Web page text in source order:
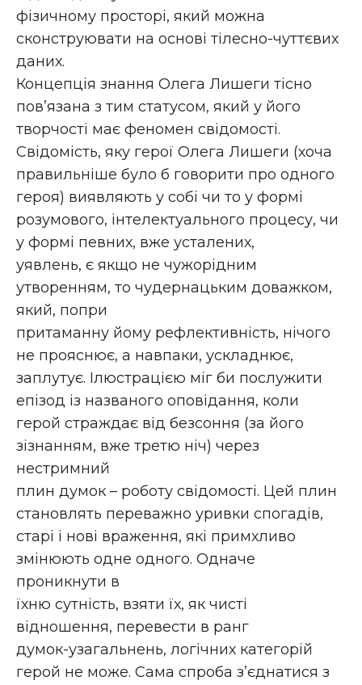
фізичному просторі, який можна
сконструювати на основі тілесно-чуттєвих
даних.
Концепція знання Олега Лишеги тісно
пов’язана з тим статусом, який у його
творчості має феномен свідомості.
Свідомість, яку герої Олега Лишеги (хоча
правильніше було б говорити про одного
героя) виявляють у собі чи то у формі
розумового, інтелектуального процесу, чи
у формі певних, вже усталених,
уявлень, є якщо не чужорідним
утворенням, то чудернацьким доважком,
який, попри
притаманну йому рефлективність, нічого
не прояснює, а навпаки, ускладнює,
заплутує. Ілюстрацією міг би послужити
епізод із названого оповідання, коли
герой страждає від безсоння (за його
зізнанням, вже третю ніч) через
нестримний
плин думок – роботу свідомості. Цей плин
становлять переважно уривки спогадів,
старі і нові враження, які примхливо
змінюють одне одного. Одначе
проникнути в
їхню сутність, взяти їх, як чисті
відношення, перевести в ранг
думок-узагальнень, логічних категорій
герой не може. Сама спроба з’єднатися з